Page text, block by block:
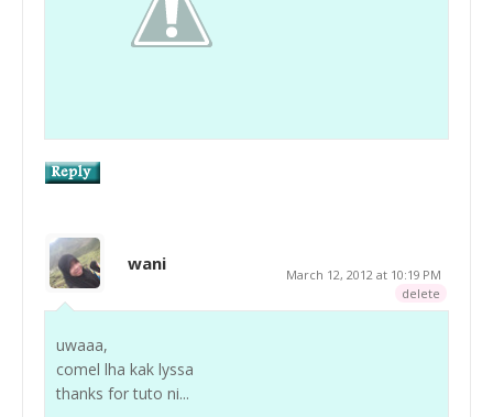
wani
March 12, 2012 at 10:19 PM
delete
uwaaa,
comel lha kak lyssa
thanks for tuto ni...